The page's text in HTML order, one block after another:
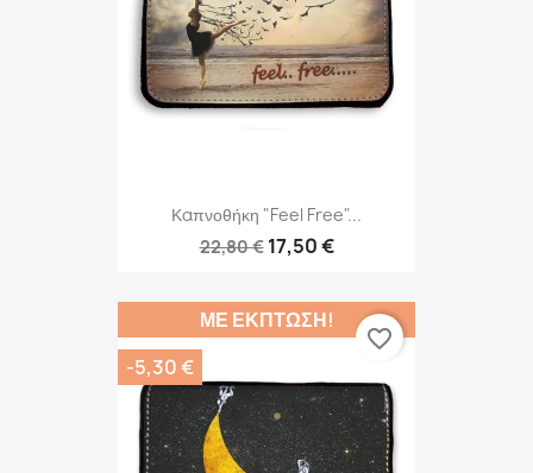
Καπνοθήκη "Feel Free"...
22,80 € 17,50 €
ΜΕ ΈΚΠΤΩΣΗ!
-5,30 €
favorite_border